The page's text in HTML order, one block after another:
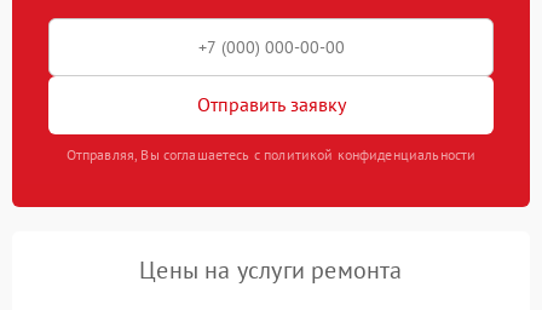
Отправить заявку
Отправляя, Вы соглашаетесь с политикой конфиденциальности
Цены на услуги ремонта